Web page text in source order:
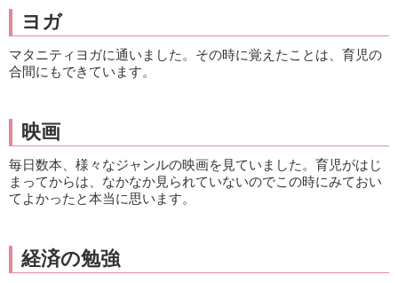
ヨガ
マタニティヨガに通いました。その時に覚えたことは、育児の
合間にもできています。
映画
毎日数本、様々なジャンルの映画を見ていました。育児がはじ
まってからは、なかなか見られていないのでこの時にみておい
てよかったと本当に思います。
経済の勉強